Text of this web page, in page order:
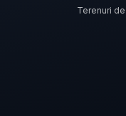
Terenuri